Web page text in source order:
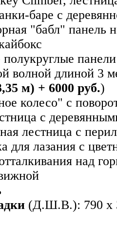
баре с
"бабл" панель
волной длиной 3
м) + 6000 руб.)
колесо" с
с
лестница с
для лазания с
над
(Д.Ш.В.): 790 х